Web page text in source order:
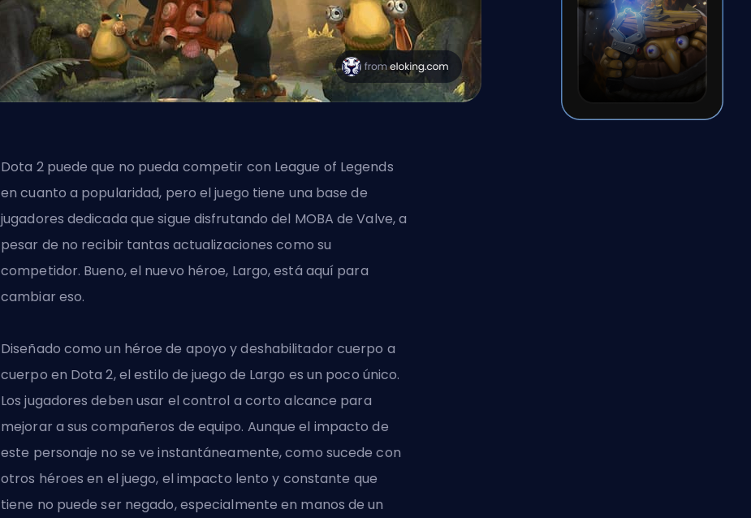
Dota 2 puede que no pueda competir con League of Legends
en cuanto a popularidad, pero el juego tiene una base de
jugadores dedicada que sigue disfrutando del MOBA de Valve, a
pesar de no recibir tantas actualizaciones como su
competidor. Bueno, el nuevo héroe, Largo, está aquí para
cambiar eso.
Diseñado como un héroe de apoyo y deshabilitador cuerpo a
cuerpo en Dota 2, el estilo de juego de Largo es un poco único.
Los jugadores deben usar el control a corto alcance para
mejorar a sus compañeros de equipo. Aunque el impacto de
este personaje no se ve instantáneamente, como sucede con
otros héroes en el juego, el impacto lento y constante que
tiene no puede ser negado, especialmente en manos de un